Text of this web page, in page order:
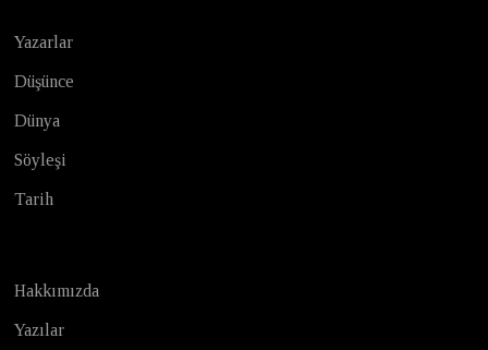
Yazarlar
Düşünce
Dünya
Söyleşi
Tarih
Hakkımızda
Yazılar